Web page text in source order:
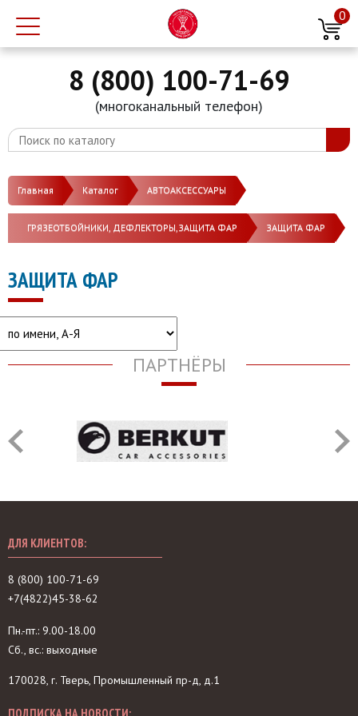
0
8 (800) 100-71-69
(многоканальный телефон)
Главная Каталог АВТОАКСЕССУАРЫ
ГРЯЗЕОТБОЙНИКИ, ДЕФЛЕКТОРЫ,ЗАЩИТА ФАР ЗАЩИТА ФАР
ЗАЩИТА ФАР
ПАРТНЁРЫ
ДЛЯ КЛИЕНТОВ:
8 (800) 100-71-69
+7(4822)45-38-62
Пн.-пт.: 9.00-18.00
Сб., вс.: выходные
170028, г. Тверь, Промышленный пр-д, д.1
ПОДПИСКА НА НОВОСТИ: